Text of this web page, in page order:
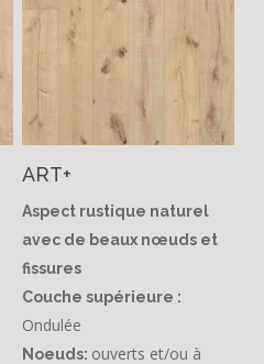
ART+
Aspect rustique naturel
avec de beaux nœuds et
fissures
Couche supérieure :
Ondulée
Noeuds: ouverts et/ou à